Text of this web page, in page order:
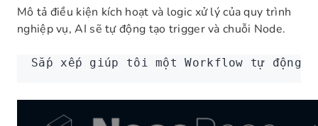
Mô tả điều kiện kích hoạt và logic xử lý của quy trình
nghiệp vụ, AI sẽ tự động tạo trigger và chuỗi Node.
Sắp xếp giúp tôi một Workflow tự động